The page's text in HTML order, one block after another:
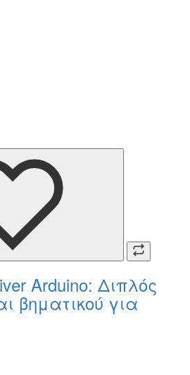
Arduino: Διπλός
βηματικού για